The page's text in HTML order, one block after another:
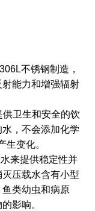
不锈钢制造，
能力和增强辐射
卫生和安全的饮
，不会添加化学
变化。
来提供稳定性并
压载水含有小型
类幼虫和病原
影响。